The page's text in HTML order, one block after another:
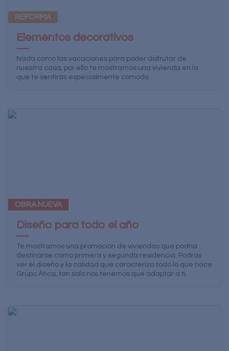
REFORMA
Elementos decorativos
Nada como las vacaciones para poder disfrutar de
nuestra casa, por ello te mostramos una vivienda en la
que te sentirás especialmente cómodo .
OBRA NUEVA
Diseño para todo el año
Te mostramos una promoción de viviendas que podría
destinarse como primera y segunda residencia. Podrás
ver el diseño y la calidad que caracteriza todo lo que hace
Grupo Ática, tan solo nos tenemos que adaptar a ti.